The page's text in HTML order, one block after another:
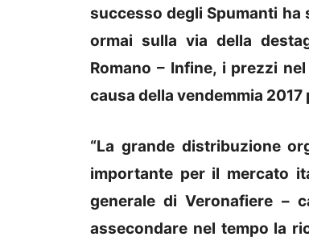
successo degli Spumanti
ormai sulla via della
Romano – Infine, i prezzi
causa della vendemmia
“La grande distribuzione
importante per il mercato
generale di Veronafiere –
assecondare nel tempo la